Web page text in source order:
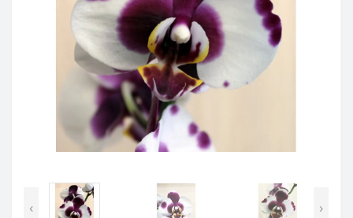
‹ ›